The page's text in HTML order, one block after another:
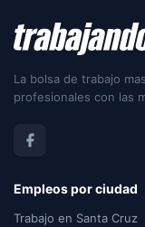
La bolsa de trabajo
profesionales con las
Empleos por ciudad
Trabajo en Santa Cruz